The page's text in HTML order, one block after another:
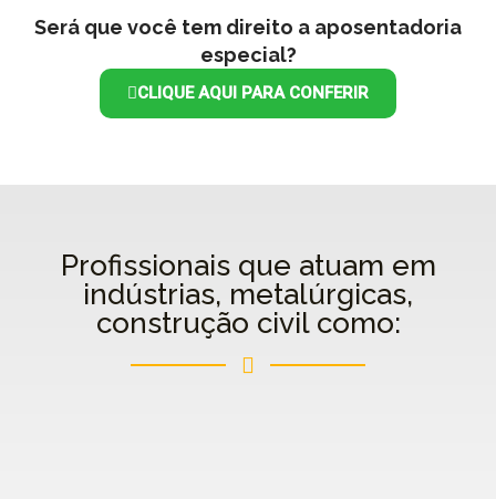
Será que você tem direito a aposentadoria
especial?
CLIQUE AQUI PARA CONFERIR
Profissionais que atuam em
indústrias, metalúrgicas,
construção civil como: